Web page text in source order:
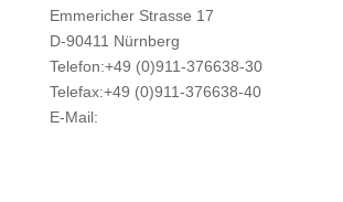
Emmericher Strasse 17
D-90411 Nürnberg
Telefon:+49 (0)911-376638-30
Telefax:+49 (0)911-376638-40
E-Mail: